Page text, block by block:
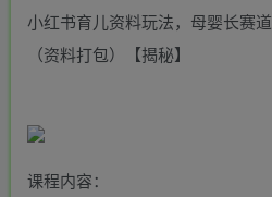
小红书育儿资料玩法，母婴长赛
（资料打包）【揭秘】
课程内容：